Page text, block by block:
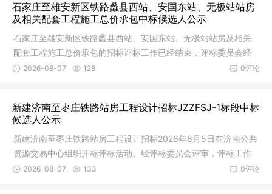
石家庄至雄安新区铁路蠡县西站、安国东站、无极站站房
及相关配套工程施工总价承包中标候选人公示
石家庄至雄安新区铁路蠡县西站、安国东站、无极站站房及相关
配套工程施工总价承包的招标评标工作已经结束，评标委员会经
评审推荐
0评论
2026-08-07 128
新建济南至枣庄铁路站房工程设计招标JZZFSJ-1标段中标
候选人公示
新建济南至枣庄铁路站房工程设计招标2026年8月5日在济南公共
资源交易中心组织开标评标活动。经评标委员会评审，评标工作
已完成。
0评论
2026-08-07 133